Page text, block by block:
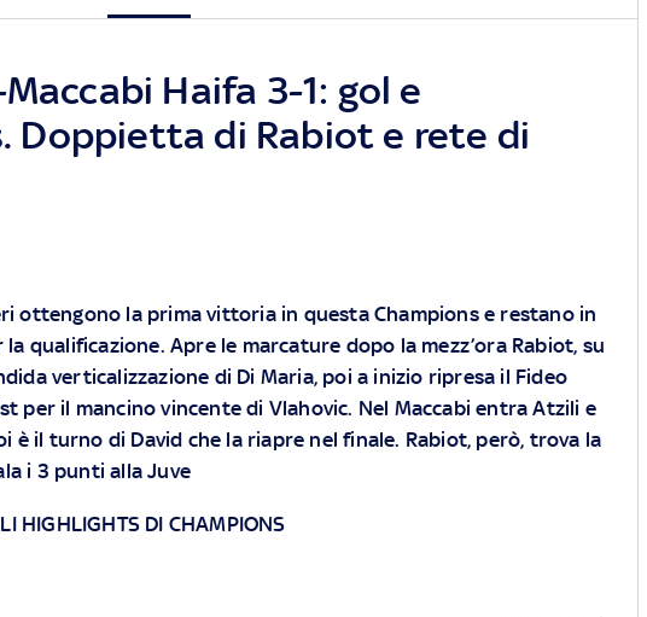
Haifa 3-1: gol e
Doppietta di Rabiot e rete di
ottengono la prima vittoria in questa Champions e restano in
la qualificazione. Apre le marcature dopo la mezz’ora Rabiot, su
verticalizzazione di Di Maria, poi a inizio ripresa il Fideo
per il mancino vincente di Vlahovic. Nel Maccabi entra Atzili e
è il turno di David che la riapre nel finale. Rabiot, però, trova la
i 3 punti alla Juve
HIGHLIGHTS DI CHAMPIONS